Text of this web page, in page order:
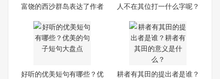
富饶的西沙群岛表达了作者
人不在其位打一什么字呢？
好听的优美短句有哪些？优
耕者有其田的提出者是谁？